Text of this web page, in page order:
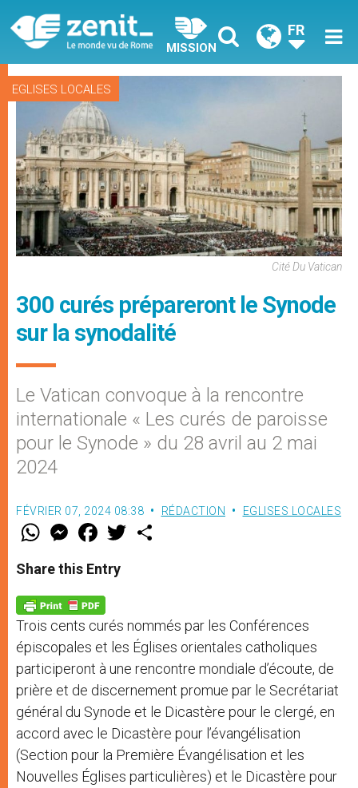
MISSION
FR
EGLISES LOCALES
Cité Du Vatican
300 curés prépareront le Synode
sur la synodalité
Le Vatican convoque à la rencontre
internationale « Les curés de paroisse
pour le Synode » du 28 avril au 2 mai
2024
FÉVRIER 07, 2024 08:38 RÉDACTION EGLISES LOCALES
W
t
s
p
p
M
e
s
e
g
e
r
F
a
e
b
o
k
w
Share this Entry
Trois cents curés nommés par les Conférences
épiscopales et les Églises orientales catholiques
participeront à une rencontre mondiale d’écoute, de
prière et de discernement promue par le Secrétariat
général du Synode et le Dicastère pour le clergé, en
accord avec le Dicastère pour l’évangélisation
(Section pour la Première Évangélisation et les
Nouvelles Églises particulières) et le Dicastère pour